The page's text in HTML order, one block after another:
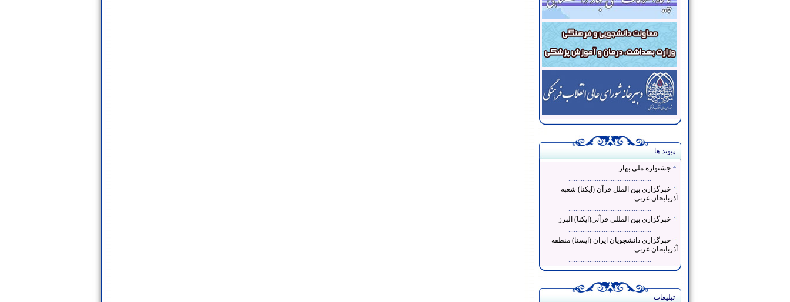
پیوند ها
جشنواره ملی بهار
...............................................
خبرگزاری بین الملل قرآن (ایکنا) شعبه
آذربایجان غربی
...............................................
خبرگزاری بین المللی قرآنی(ایکنا) البرز
...............................................
خبرگزاری دانشجویان ایران (ایسنا) منطقه
آذربایجان غربی
...............................................
تبلیغات